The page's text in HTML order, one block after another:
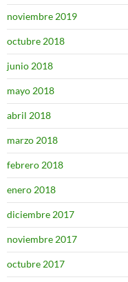
noviembre 2019
octubre 2018
junio 2018
mayo 2018
abril 2018
marzo 2018
febrero 2018
enero 2018
diciembre 2017
noviembre 2017
octubre 2017